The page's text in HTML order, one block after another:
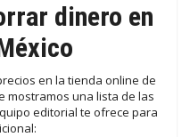
dinero en
en la tienda online de
mostramos una lista de las
editorial te ofrece para